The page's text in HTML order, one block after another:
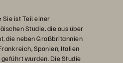
Sie ist Teil einer
Studie, die aus über
die neben Großbritannien
Spanien, Italien
wurden. Die Studie